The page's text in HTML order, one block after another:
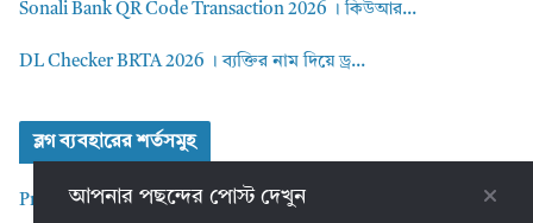
Sonali Bank QR Code Transaction 2026 । কিউআর...
DL Checker BRTA 2026 । ব্যক্তির নাম দিয়ে ড্র...
ব্লগ ব্যবহারের শর্তসমুহ
Privacy Policy
আপনার পছন্দের পোস্ট দেখুন